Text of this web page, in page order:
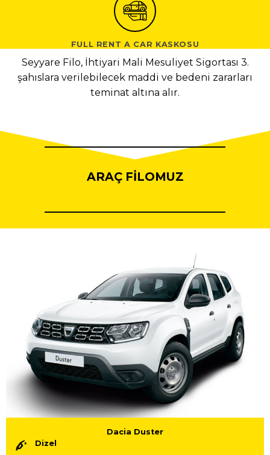
FULL RENT A CAR KASKOSU
Seyyare Filo, İhtiyari Mali Mesuliyet Sigortası 3.
şahıslara verilebilecek maddi ve bedeni zararları
teminat altına alır.
ARAÇ FİLOMUZ
Dacia Duster
Dizel